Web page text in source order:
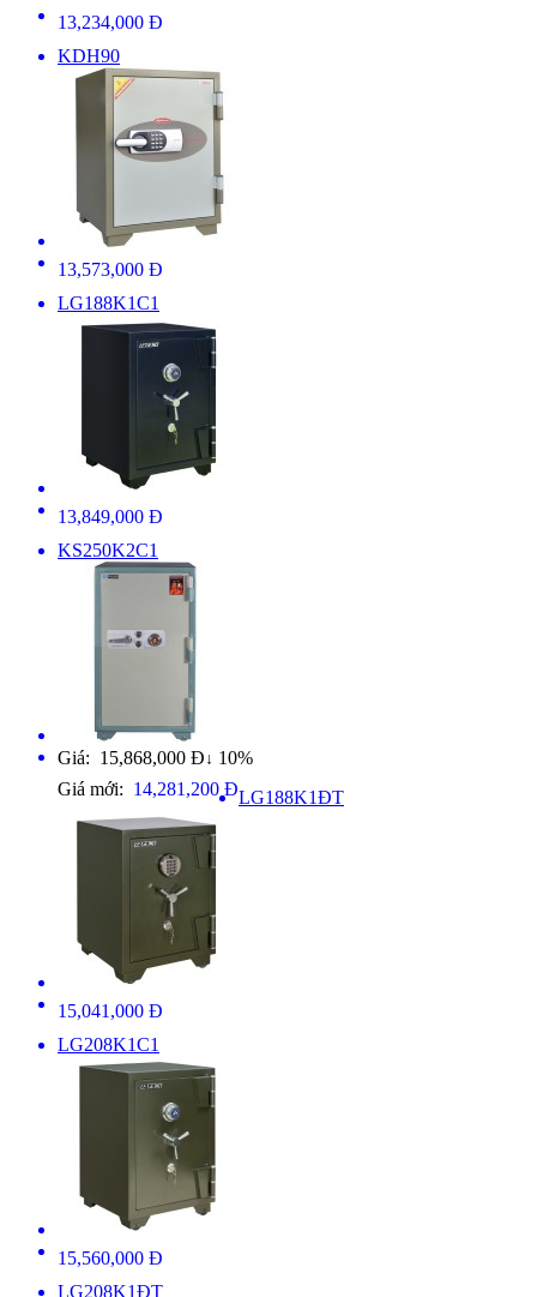
13,234,000 Đ
KDH90
13,573,000 Đ
LG188K1C1
13,849,000 Đ
KS250K2C1
Giá: 15,868,000 Đ ↓ 10%
Giá mới: 14,281,200 ĐLG188K1ĐT
15,041,000 Đ
LG208K1C1
15,560,000 Đ
LG208K1ĐT